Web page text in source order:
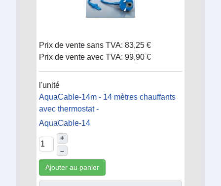
Prix de vente sans TVA: 83,25 €
Prix de vente avec TVA: 99,90 €
l'unité
AquaCable-14m - 14 mètres chauffants
avec thermostat -
AquaCable-14
+
–
Ajouter au panier